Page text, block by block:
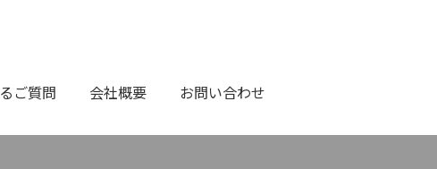
ご質問 会社概要 お問い合わせ